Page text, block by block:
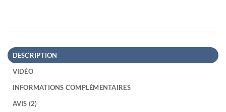
DESCRIPTION
VIDÉO
INFORMATIONS COMPLÉMENTAIRES
AVIS (2)